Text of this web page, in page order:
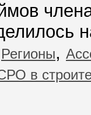
Регионы,
в